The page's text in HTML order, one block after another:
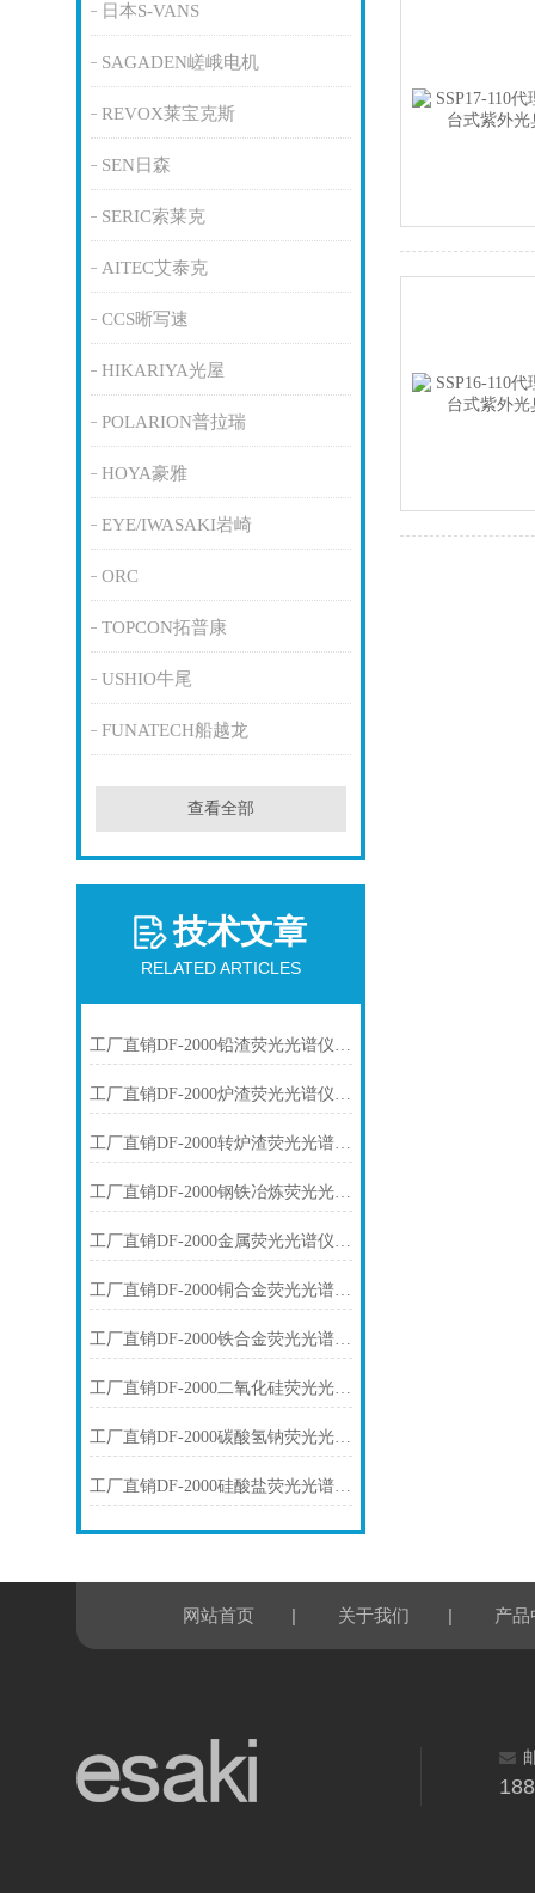
日本S-VANS
SAGADEN嵯峨电机
REVOX莱宝克斯
SEN日森
SERIC索莱克
AITEC艾泰克
CCS晰写速
HIKARIYA光屋
POLARION普拉瑞
HOYA豪雅
EYE/IWASAKI岩崎
ORC
TOPCON拓普康
USHIO牛尾
FUNATECH船越龙
查看全部
技术文章
RELATED ARTICLES
工厂直销DF-2000铅渣荧光光谱仪技术参数
工厂直销DF-2000炉渣荧光光谱仪技术参数
工厂直销DF-2000转炉渣荧光光谱仪技术参数
工厂直销DF-2000钢铁冶炼荧光光谱仪技术参数
工厂直销DF-2000金属荧光光谱仪技术参数
工厂直销DF-2000铜合金荧光光谱仪技术参数
工厂直销DF-2000铁合金荧光光谱仪技术参数
工厂直销DF-2000二氧化硅荧光光谱仪技术参数
工厂直销DF-2000碳酸氢钠荧光光谱仪技术参数
工厂直销DF-2000硅酸盐荧光光谱仪技术参数
网站首页 | 关于我们 | 产品